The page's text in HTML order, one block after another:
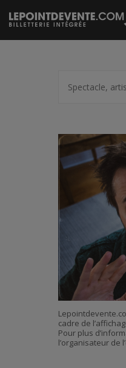
Passer
au
contenu
artiste,
lieu...
cadre de
Pour plus
l’organisateur de